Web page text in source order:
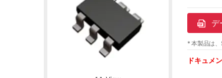
デ
* 本製品は、
ドキュメ